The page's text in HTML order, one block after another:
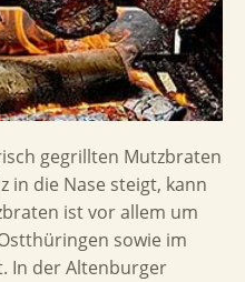
gegrillten Mutzbraten
in die Nase steigt, kann
ist vor allem um
sowie im
In der Altenburger